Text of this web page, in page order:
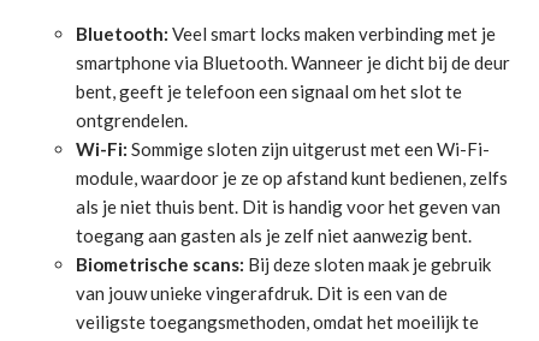
Bluetooth: Veel smart locks maken verbinding met je
smartphone via Bluetooth. Wanneer je dicht bij de deur
bent, geeft je telefoon een signaal om het slot te
ontgrendelen.
Wi-Fi: Sommige sloten zijn uitgerust met een Wi-Fi-
module, waardoor je ze op afstand kunt bedienen, zelfs
als je niet thuis bent. Dit is handig voor het geven van
toegang aan gasten als je zelf niet aanwezig bent.
Biometrische scans: Bij deze sloten maak je gebruik
van jouw unieke vingerafdruk. Dit is een van de
veiligste toegangsmethoden, omdat het moeilijk te